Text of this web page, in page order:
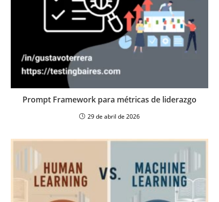
Prompt Framework para métricas de liderazgo
29 de abril de 2026